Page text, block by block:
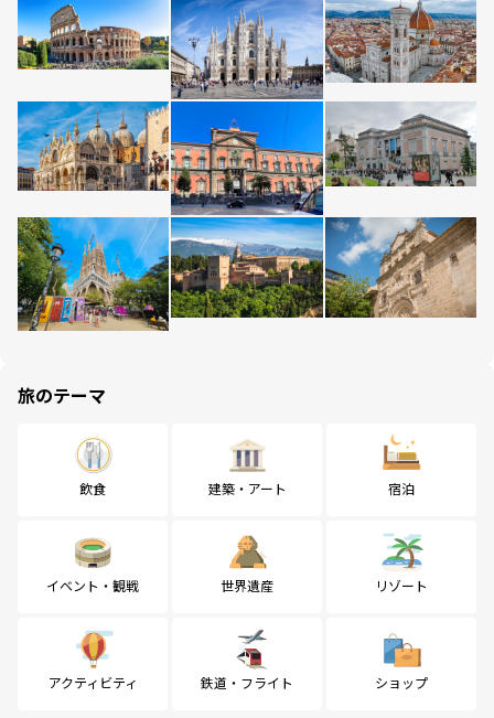
旅のテーマ
飲食 建築・アート 宿泊
イベント・観戦 世界遺産 リゾート
アクティビティ 鉄道・フライト ショップ